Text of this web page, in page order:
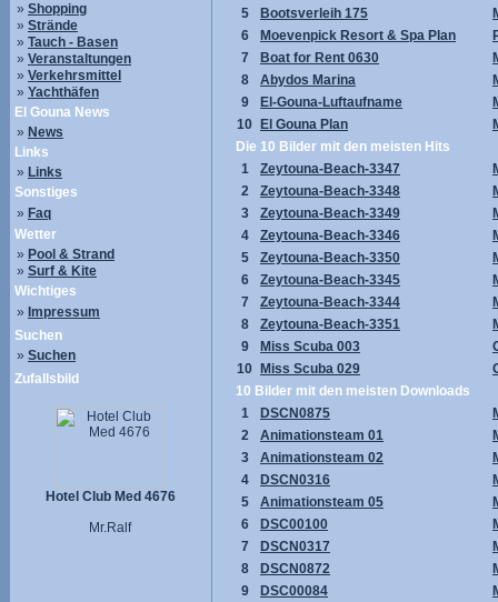
» Shopping
» Strände
» Tauch - Basen
» Veranstaltungen
» Verkehrsmittel
» Yachthäfen
El Gouna News
» News
Links
» Links
Sonstiges
» Faq
Wetter
» Pool & Strand
» Surf & Kite
Wichtiges
» Impressum
Suchen
» Suchen
Zufallsbild
Hotel Club Med 4676
Mr.Ralf
5
Bootsverleih 175
6
Moevenpick Resort & Spa Plan
7
Boat for Rent 0630
8
Abydos Marina
9
El-Gouna-Luftaufname
10
El Gouna Plan
Die 10 Bilder mit den meisten Hits
1
Zeytouna-Beach-3347
2
Zeytouna-Beach-3348
3
Zeytouna-Beach-3349
4
Zeytouna-Beach-3346
5
Zeytouna-Beach-3350
6
Zeytouna-Beach-3345
7
Zeytouna-Beach-3344
8
Zeytouna-Beach-3351
9
Miss Scuba 003
10
Miss Scuba 029
10 Bilder mit den meisten Downloads
1
DSCN0875
2
Animationsteam 01
3
Animationsteam 02
4
DSCN0316
5
Animationsteam 05
6
DSC00100
7
DSCN0317
8
DSCN0872
9
DSC00084